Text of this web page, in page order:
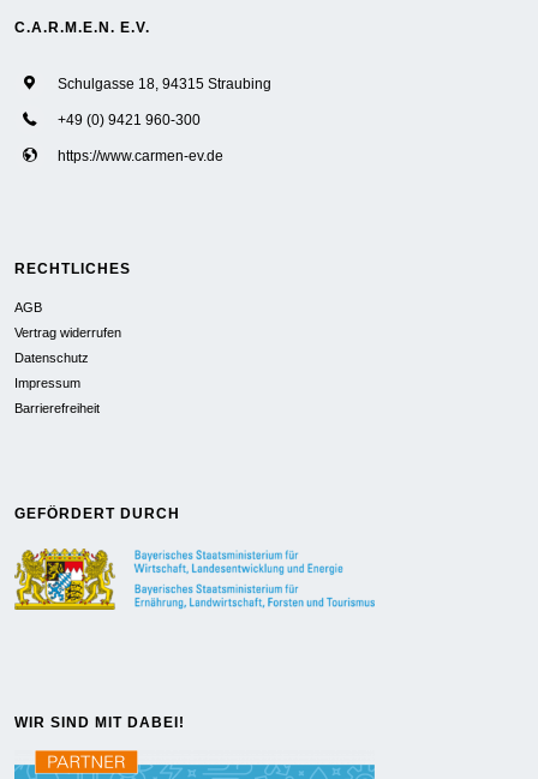
C.A.R.M.E.N. E.V.
Schulgasse 18, 94315 Straubing
+49 (0) 9421 960-300
https://www.carmen-ev.de
RECHTLICHES
AGB
Vertrag widerrufen
Datenschutz
Impressum
Barrierefreiheit
GEFÖRDERT DURCH
WIR SIND MIT DABEI!